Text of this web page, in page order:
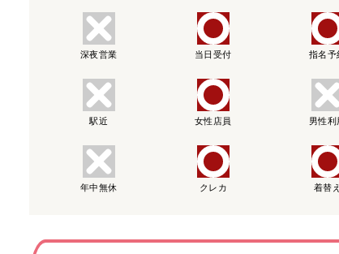
深夜営業 当日受付 指名予
駅近 女性店員 男性利
年中無休 クレカ 着替